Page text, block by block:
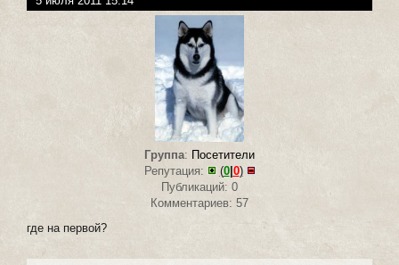
Группа: Посетители
Репутация:
(0| 0)
Публикаций: 0
Комментариев: 57
где на первой?